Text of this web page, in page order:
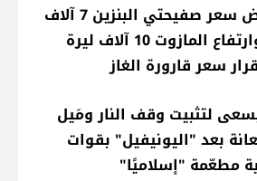
انخفاض سعر صفيحتي البنزين 7 آلاف
ليرة وارتفاع المازوت 10 آلاف ليرة
سعر قارورة الغاز
لتثبيت وقف النار ومَيل
بعد "اليونيفيل" بقوات
مطعّمة "إسلاميًا"